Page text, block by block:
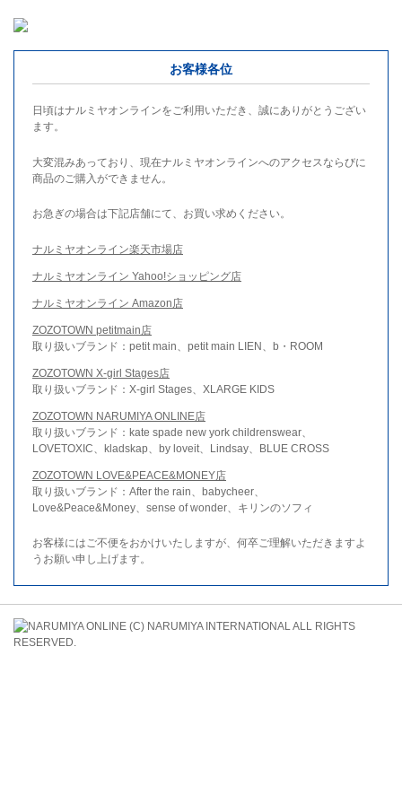
お客様各位
日頃はナルミヤオンラインをご利用いただき、誠にありがとうござい
ます。
大変混みあっており、現在ナルミヤオンラインへのアクセスならびに
商品のご購入ができません。
お急ぎの場合は下記店舗にて、お買い求めください。
ナルミヤオンライン楽天市場店
ナルミヤオンライン Yahoo!ショッピング店
ナルミヤオンライン Amazon店
ZOZOTOWN petitmain店
取り扱いブランド：petit main、petit main LIEN、b・ROOM
ZOZOTOWN X-girl Stages店
取り扱いブランド：X-girl Stages、XLARGE KIDS
ZOZOTOWN NARUMIYA ONLINE店
取り扱いブランド：kate spade new york childrenswear、
LOVETOXIC、kladskap、by loveit、Lindsay、BLUE CROSS
ZOZOTOWN LOVE&PEACE&MONEY店
取り扱いブランド：After the rain、babycheer、
Love&Peace&Money、sense of wonder、キリンのソフィ
お客様にはご不便をおかけいたしますが、何卒ご理解いただきますよ
うお願い申し上げます。